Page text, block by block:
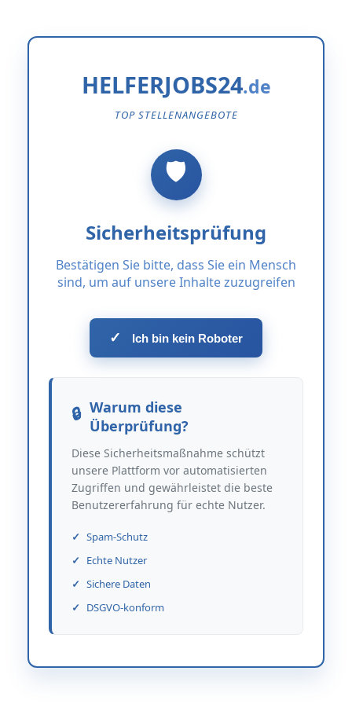
HELFERJOBS24
TOP STELLENANGEBOTE
Sicherheitsprüfung
Bestätigen Sie bitte, dass Sie ein Mensch
sind, um auf unsere Inhalte zuzugreifen
✓ Ich bin kein Roboter
Warum diese
Überprüfung?
Diese Sicherheitsmaßnahme schützt
unsere Plattform vor automatisierten
Zugriffen und gewährleistet die beste
Benutzererfahrung für echte Nutzer.
Spam-Schutz
Echte Nutzer
Sichere Daten
DSGVO-konform